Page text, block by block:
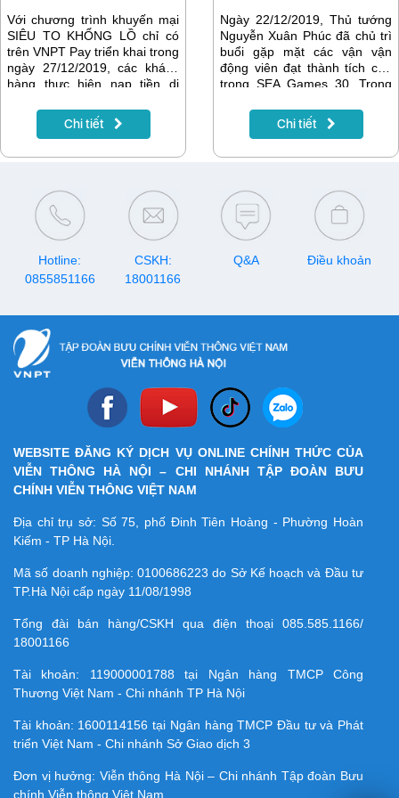
Với chương trình khuyến mại
SIÊU TO KHỔNG LỒ chỉ có
trên VNPT Pay triển khai trong
ngày 27/12/2019, các khách
hàng thực hiện nạp tiền di
thanh toán bằng ví VNPT Pay
thành công sẽ được nhận
Chi tiết
Ngày 22/12/2019, Thủ tướng
Nguyễn Xuân Phúc đã chủ trì
buổi gặp mặt các vận vận
động viên đạt thành tích cao
trong SEA Games 30. Trong
VinaPhone đã trao quà cho
đại diện Đoàn thể thao tham
Chi tiết
Hotline:
0855851166
CSKH:
18001166
Q&A Điều khoản
WEBSITE ĐĂNG KÝ DỊCH VỤ ONLINE CHÍNH THỨC CỦA
VIỄN THÔNG HÀ NỘI – CHI NHÁNH TẬP ĐOÀN BƯU
CHÍNH VIỄN THÔNG VIỆT NAM
Địa chỉ trụ sở: Số 75, phố Đinh Tiên Hoàng - Phường Hoàn
Kiếm - TP Hà Nội.
Mã số doanh nghiệp:0100686223 do Sở Kế hoạch và Đầu tư
TP.Hà Nội cấp ngày 11/08/1998
Tổng đài bán hàng/CSKH qua điện thoại 085.585.1166/
18001166
Tài khoản: 119000001788 tại Ngân hàng TMCP Công
Thương Việt Nam - Chi nhánh TP Hà Nội
Tài khoản: 1600114156 tại Ngân hàng TMCP Ðầu tư và Phát
triển Việt Nam - Chi nhánh Sở Giao dịch 3
Đơn vị hưởng: Viễn thông Hà Nội – Chi nhánh Tập đoàn Bưu
chính Viễn thông Việt Nam